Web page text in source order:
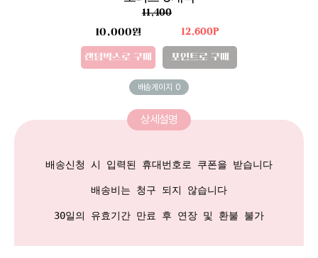
11,400
10,000원
랜덤박스로 구매
12,600P
포인트로 구매
배송게이지 0
상세설명
배송신청 시 입력된 휴대번호로 쿠폰을 받습니다
배송비는 청구 되지 않습니다